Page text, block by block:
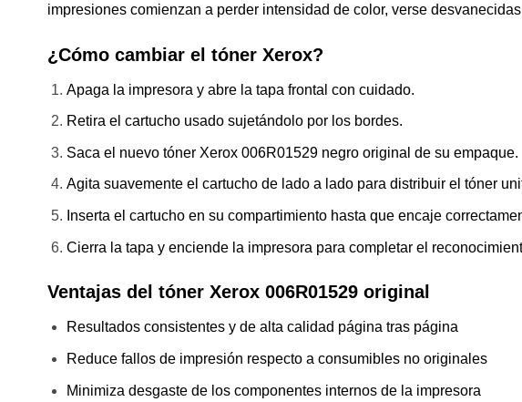
impresiones comienzan a perder intensidad de color, verse
¿Cómo cambiar el tóner Xerox?
Apaga la impresora y abre la tapa frontal con cuidado.
Retira el cartucho usado sujetándolo por los bordes.
Saca el nuevo tóner Xerox 006R01529 negro original de su empaque.
Agita suavemente el cartucho de lado a lado para distribuir el tóner
Inserta el cartucho en su compartimiento hasta que encaje
Cierra la tapa y enciende la impresora para completar el
Ventajas del tóner Xerox 006R01529 original
Resultados consistentes y de alta calidad página tras página
Reduce fallos de impresión respecto a consumibles no originales
Minimiza desgaste de los componentes internos de la impresora